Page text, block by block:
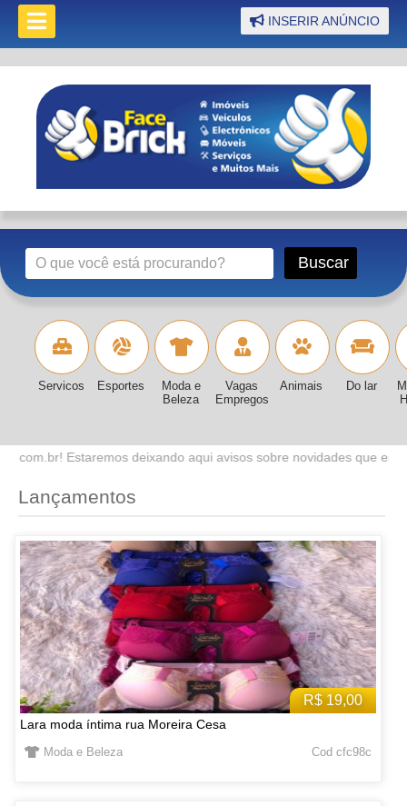
INSERIR ANÚNCIO
Servicos Esportes
Moda e
Beleza
Vagas
Empregos
Animais Do lar
aqui avisos sobre novidades que estaremos lançando no site.
Lançamentos
R$ 19,00
Lara moda íntima rua Moreira Cesa
Moda e Beleza Cod cfc98c